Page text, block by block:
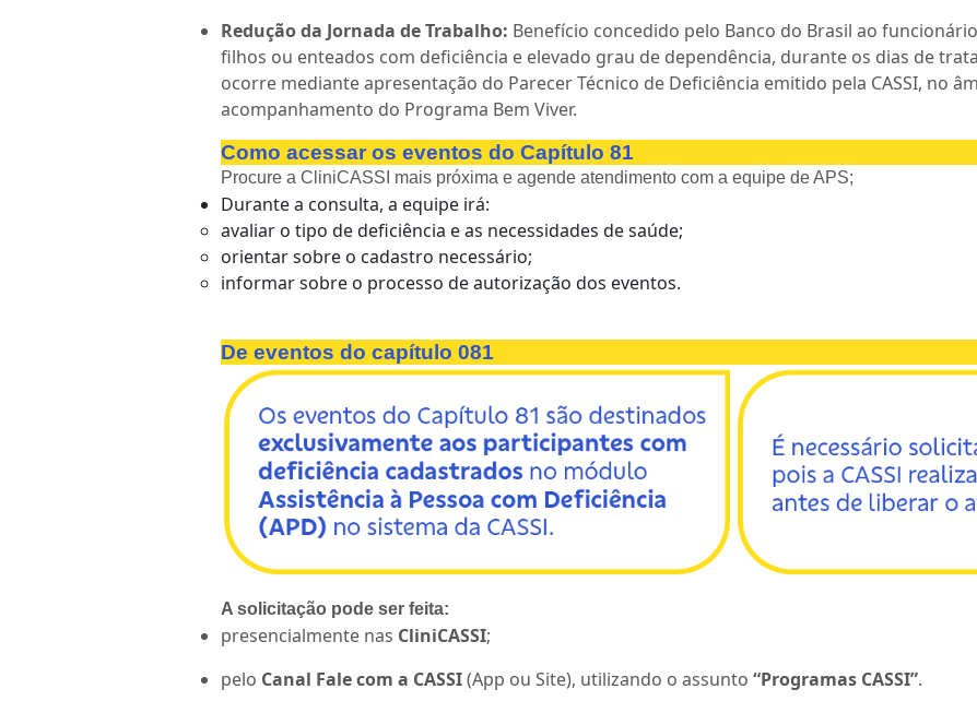
Redução da Jornada de Trabalho: Benefício concedido pelo Banco do Brasil ao
filhos ou enteados com deficiência e elevado grau de dependência, durante os dias de
ocorre mediante apresentação do Parecer Técnico de Deficiência emitido pela CASSI, no
acompanhamento do Programa Bem Viver.
Como acessar os eventos do Capítulo 81
Procure a CliniCASSI mais próxima e agende atendimento com a equipe de APS;
Durante a consulta, a equipe irá:
avaliar o tipo de deficiência e as necessidades de saúde;
orientar sobre o cadastro necessário;
informar sobre o processo de autorização dos eventos.
De eventos do capítulo 081
A solicitação pode ser feita:
presencialmente nas CliniCASSI;
pelo Canal Fale com a CASSI(App ou Site), utilizando o assunto “Programas CASSI”.